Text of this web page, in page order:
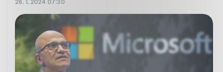
26. 1. 2024 07:30